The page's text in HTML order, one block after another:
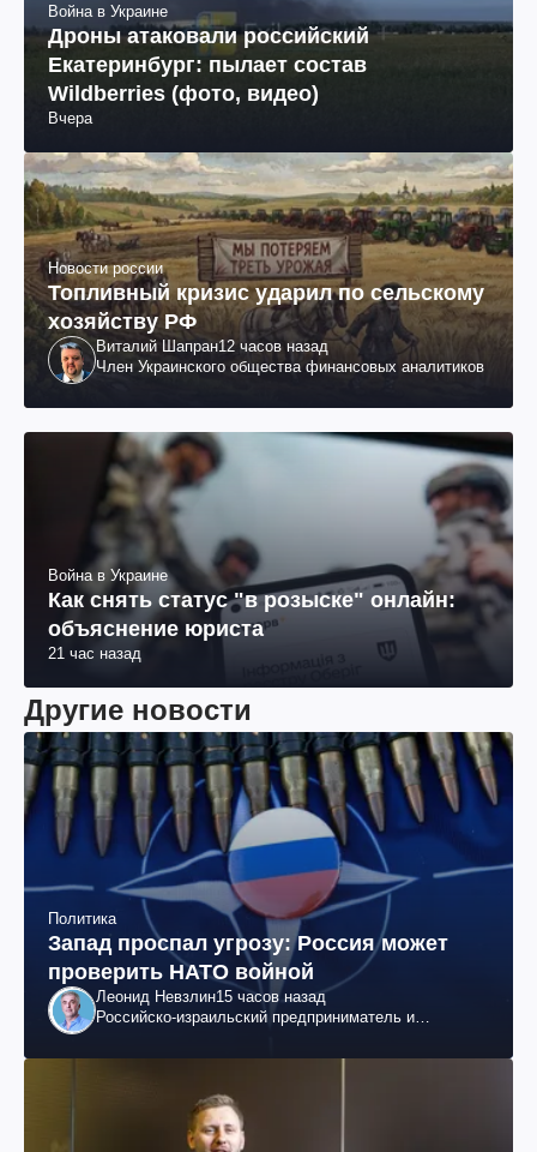
Война в Украине
Дроны атаковали российский
Екатеринбург: пылает состав
Wildberries (фото, видео)
Вчера
Новости россии
Топливный кризис ударил по сельскому
хозяйству РФ
Виталий Шапран12 часов назад
Член Украинского общества финансовых аналитиков
Война в Украине
Как снять статус "в розыске" онлайн:
объяснение юриста
21 час назад
Другие новости
Политика
Запад проспал угрозу: Россия может
проверить НАТО войной
Леонид Невзлин15 часов назад
Российско-израильский предприниматель и
"ЮКОСа"